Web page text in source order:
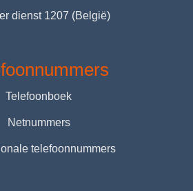
dienst 1207 (België)
Telefoonboek
Netnummers
telefoonnummers